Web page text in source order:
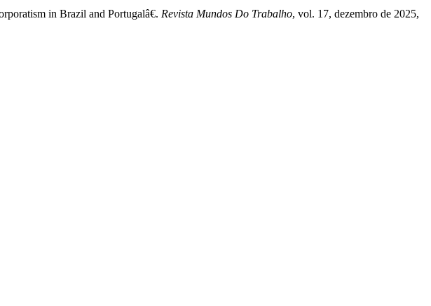
in Brazil and Portugalâ€. Revista Mundos Do Trabalho, vol. 17, dezembro de 2025,